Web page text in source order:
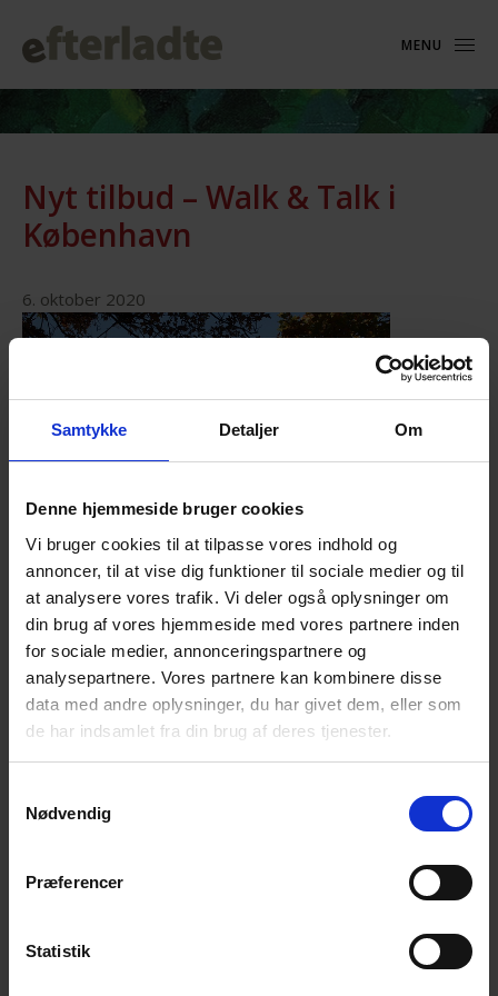
Samtykke Detaljer Om
Denne hjemmeside bruger cookies
Vi bruger cookies til at tilpasse vores indhold og
annoncer, til at vise dig funktioner til sociale medier og til
at analysere vores trafik. Vi deler også oplysninger om
din brug af vores hjemmeside med vores partnere inden
for sociale medier, annonceringspartnere og
analysepartnere. Vores partnere kan kombinere disse
data med andre oplysninger, du har givet dem, eller som
de har indsamlet fra din brug af deres tjenester.
Nødvendig
Præferencer
Statistik
MENU
Nyt tilbud – Walk & Talk i
København
6. oktober 2020
Har du lyst til at gå en tur sammen med andre
som har mistet ved selvmord, og tale om livet
som efterladt efter selvmord?
Som et nyt tiltag, tilbyder vi Walk & Talk i København i
efterår 2020. Ole Specht Jensen og Tamira Snell er
tovholdere på turene.
Søndag d. 25. oktober, kl. 11.00 i Dyrehaven,
Klampenborg, se opslag:
Søndag d. 22. november, kl. 11.00 i Frederiksberg
Have, se opslag:
Tilmelding er ikke nødvendig.